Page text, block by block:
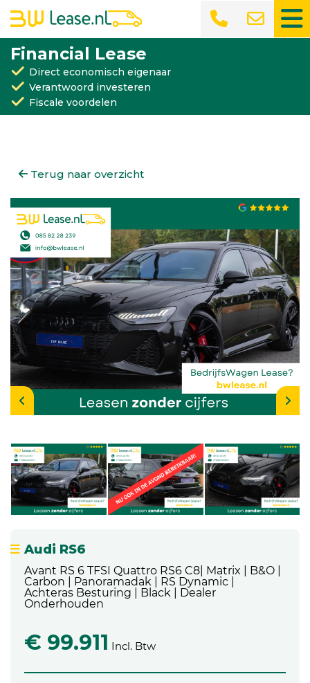
Financial Lease
Direct economisch eigenaar
Verantwoord investeren
Fiscale voordelen
Terug naar overzicht
Audi RS6
Avant RS 6 TFSI Quattro RS6 C8| Matrix | B&O |
Carbon | Panoramadak | RS Dynamic |
Achteras Besturing | Black | Dealer
Onderhouden
€ 99.911 Incl. Btw